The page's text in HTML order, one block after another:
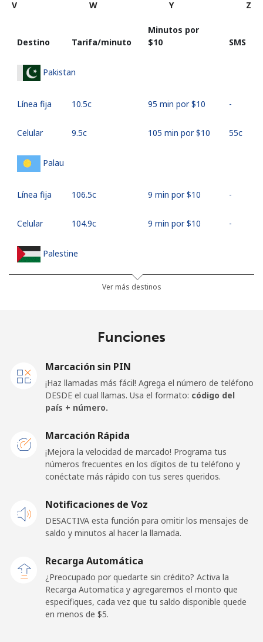
V
W Y Z
Destino Tarifa/minuto
Minutos por
⁦$10⁩
SMS
Pakistan
Línea fija ⁦10.5c⁩ 95 min por ⁦$10⁩ -
Celular ⁦9.5c⁩ 105 min por ⁦$10⁩ ⁦55c⁩
Palau
Línea fija ⁦106.5c⁩ 9 min por ⁦$10⁩ -
Celular ⁦104.9c⁩ 9 min por ⁦$10⁩ -
Palestine
25 min por ⁦$10⁩
Línea fija
⁦27.5c⁩
Papua New Guinea
Línea fija ⁦197.5c⁩ 5 min por ⁦$10⁩ -
Paraguay
Línea fija ⁦5.5c⁩
⁦9.9c⁩ 101 min por ⁦$10⁩ ⁦11c⁩
Peru
Ver más destinos
Funciones
Marcación sin PIN
¡Haz llamadas más fácil! Agrega el número de teléfono
DESDE el cual llamas. Usa el formato: código del
país + número.
Marcación Rápida
¡Mejora la velocidad de marcado! Programa tus
números frecuentes en los dígitos de tu teléfono y
conéctate más rápido con tus seres queridos.
Notificaciones de Voz
DESACTIVA esta función para omitir los mensajes de
saldo y minutos al hacer la llamada.
Recarga Automática
¿Preocupado por quedarte sin crédito? Activa la
Recarga Automatica y agregaremos el monto que
especifiques, cada vez que tu saldo disponible quede
en menos de ⁦$5⁩.